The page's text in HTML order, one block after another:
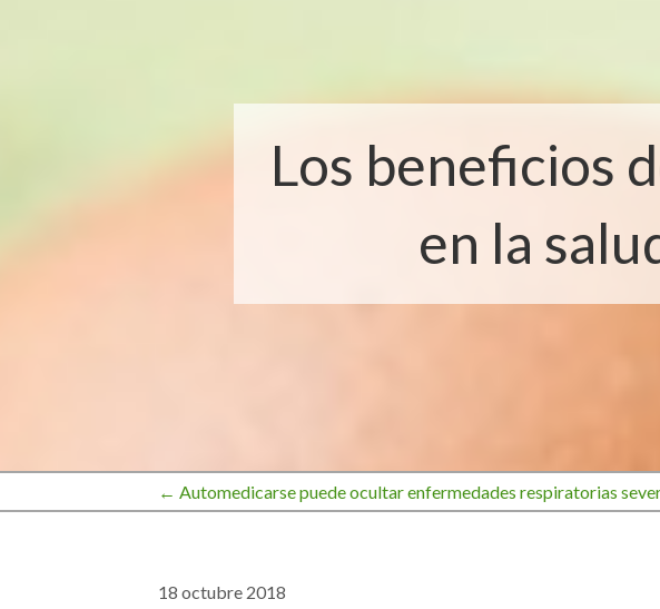
Los beneficios
en la
Navegación
de
← Automedicarse puede ocultar enfermedades respiratorias
18 octubre 2018